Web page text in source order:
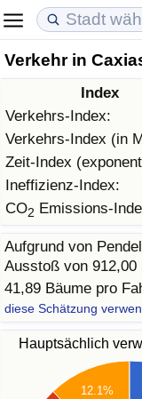
Verkehr in
Index
Verkehrs-Index:
Verkehrs-Index (in
Zeit-Index
Ineffizienz-Index:
CO2 Emissions-
Aufgrund von
Ausstoß von 912,00
41,89 Bäume pro
diese Schätzung
Hauptsächlich
12.1%
in Akaba
Immobilienpreise
Immobilienpreis-
Immobilienpreis-
Immobilienpreis-
Lebensqualität
Lebensqualität-
Lebensqualität-
Kriminalität
Kriminalitäts-
Kriminalitäts-Index
Kriminalitätsindex